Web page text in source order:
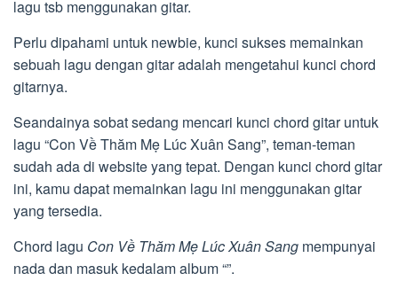
lagu tsb menggunakan gitar.
Perlu dipahami untuk newbie, kunci sukses memainkan
sebuah lagu dengan gitar adalah mengetahui kunci chord
gitarnya.
Seandainya sobat sedang mencari kunci chord gitar untuk
lagu “Con Về Thăm Mẹ Lúc Xuân Sang”, teman-teman
sudah ada di website yang tepat. Dengan kunci chord gitar
ini, kamu dapat memainkan lagu ini menggunakan gitar
yang tersedia.
Chord lagu Con Về Thăm Mẹ Lúc Xuân Sang mempunyai
nada dan masuk kedalam album “”.